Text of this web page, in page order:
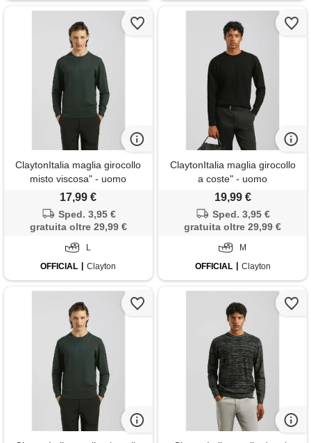
ClaytonItalia maglia girocollo
misto viscosa" - uomo
17,99 €
Sped. 3,95 €
gratuita oltre 29,99 €
L
OFFICIAL
Clayton
ClaytonItalia maglia girocollo
a coste" - uomo
19,99 €
Sped. 3,95 €
gratuita oltre 29,99 €
M
OFFICIAL
Clayton